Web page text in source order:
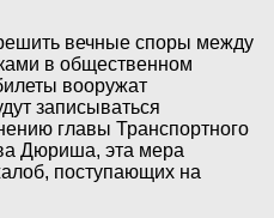
вечные споры между
в общественном
вооружат
записываться
главы Транспортного
Дюриша, эта мера
поступающих на